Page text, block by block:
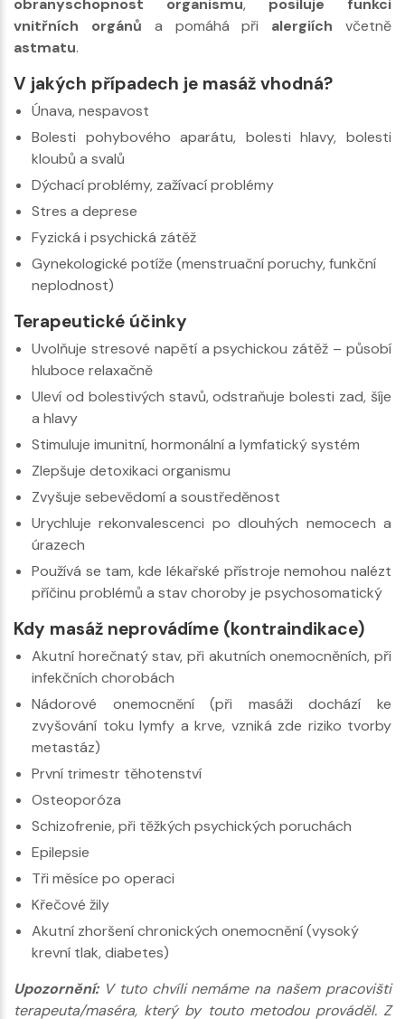
obranyschopnost organismu, posiluje funkci
vnitřních orgánů a pomáhá při alergiích včetně
astmatu.
V jakých případech je masáž vhodná?
Únava, nespavost
Bolesti pohybového aparátu, bolesti hlavy, bolesti
kloubů a svalů
Dýchací problémy, zažívací problémy
Stres a deprese
Fyzická i psychická zátěž
Gynekologické potíže (menstruační poruchy, funkční
neplodnost)
Terapeutické účinky
Uvolňuje stresové napětí a psychickou zátěž – působí
hluboce relaxačně
Uleví od bolestivých stavů, odstraňuje bolesti zad, šíje
a hlavy
Stimuluje imunitní, hormonální a lymfatický systém
Zlepšuje detoxikaci organismu
Zvyšuje sebevědomí a soustředěnost
Urychluje rekonvalescenci po dlouhých nemocech a
úrazech
Používá se tam, kde lékařské přístroje nemohou nalézt
příčinu problémů a stav choroby je psychosomatický
Kdy masáž neprovádíme (kontraindikace)
Akutní horečnatý stav, při akutních onemocněních, při
infekčních chorobách
Nádorové onemocnění (při masáži dochází ke
zvyšování toku lymfy a krve, vzniká zde riziko tvorby
metastáz)
První trimestr těhotenství
Osteoporóza
Schizofrenie, při těžkých psychických poruchách
Epilepsie
Tři měsíce po operaci
Křečové žily
Akutní zhoršení chronických onemocnění (vysoký
krevní tlak, diabetes)
Upozornění: V tuto chvíli nemáme na našem pracovišti
terapeuta/maséra, který by touto metodou prováděl. Z